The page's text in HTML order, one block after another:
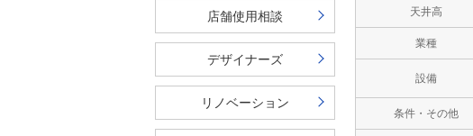
天井高
業種
設備
条件・その他
店舗使用相談
デザイナーズ
リノベーション